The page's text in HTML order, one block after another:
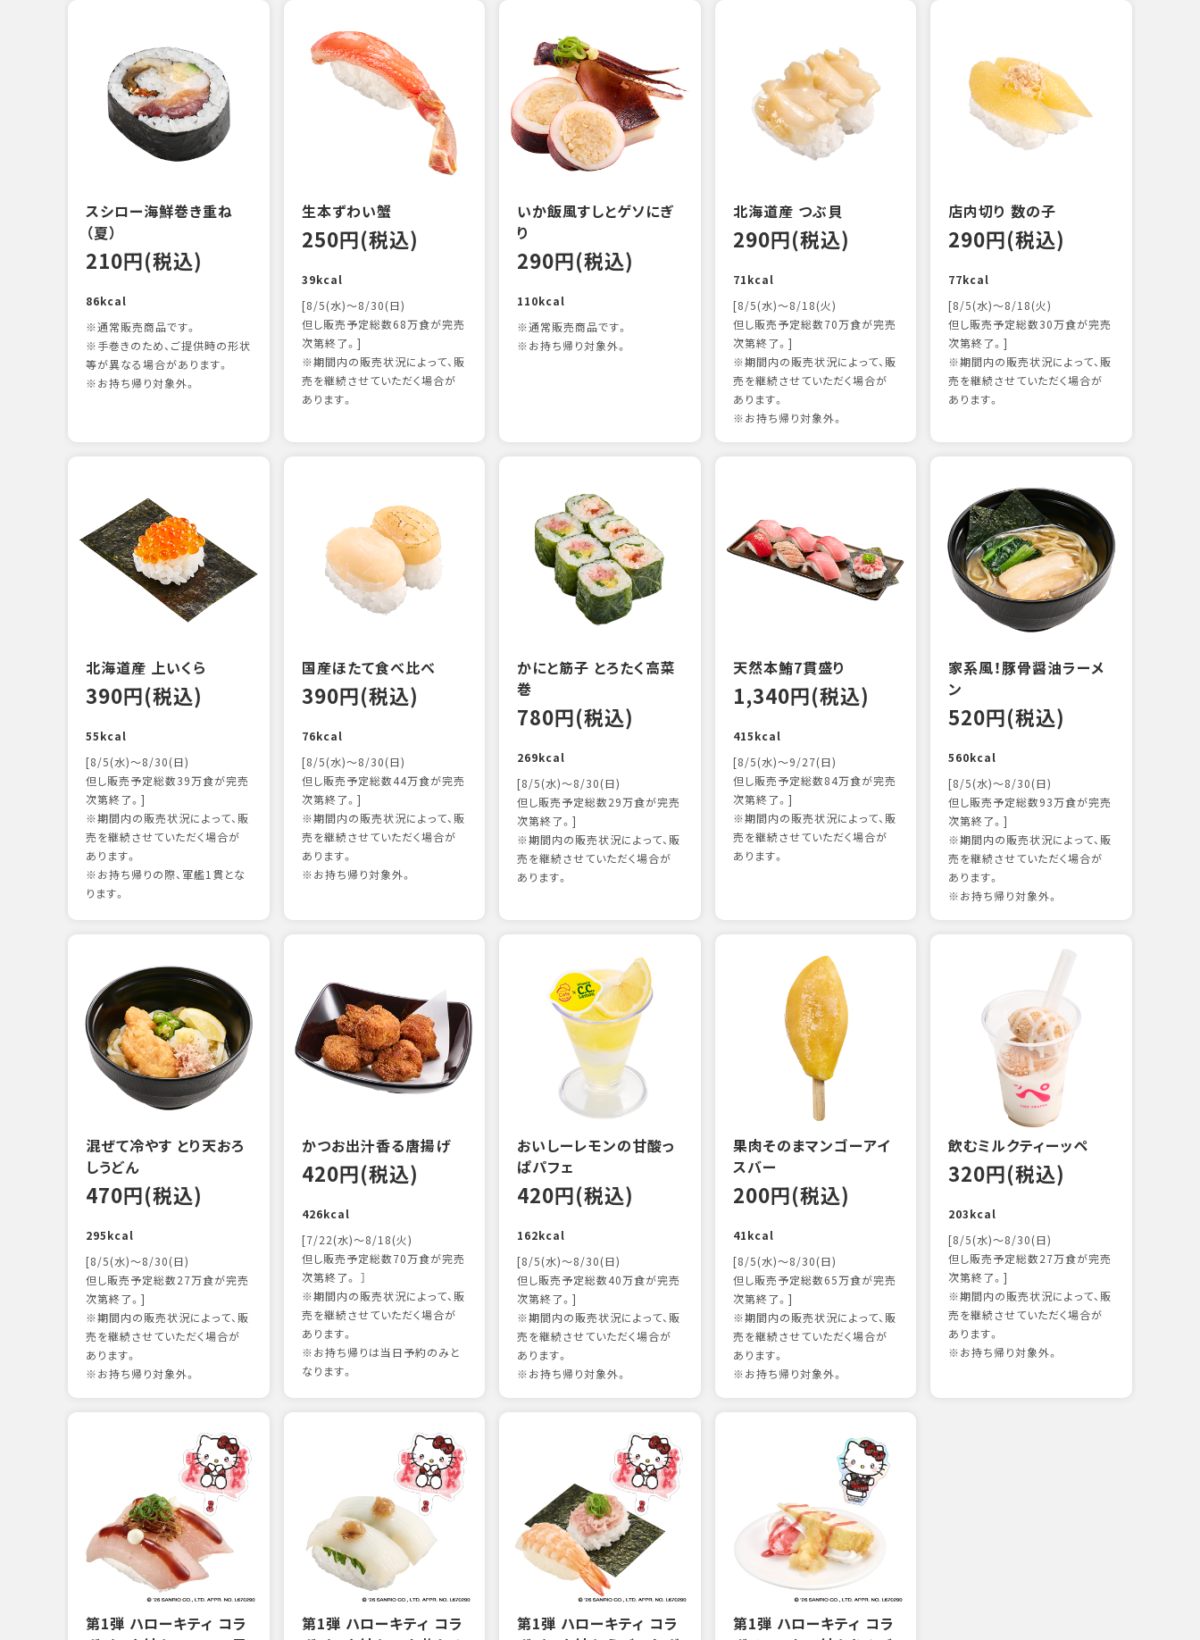
スシロー海鮮巻き重ね
（夏）
210円(税込)
86kcal
※通常販売商品です。
※手巻きのため、ご提供時の形状
等が異なる場合があります。
※お持ち帰り対象外。
生本ずわい蟹
250円(税込)
39kcal
[8/5(水)～8/30(日)
但し販売予定総数68万食が完売
次第終了。]
※期間内の販売状況によって、販
売を継続させていただく場合が
あります。
いか飯風すしとゲソにぎ
り
290円(税込)
110kcal
※通常販売商品です。
※お持ち帰り対象外。
北海道産 つぶ貝
290円(税込)
71kcal
[8/5(水)～8/18(火)
但し販売予定総数70万食が完売
次第終了。]
※期間内の販売状況によって、販
売を継続させていただく場合が
あります。
※お持ち帰り対象外。
店内切り 数の子
290円(税込)
77kcal
[8/5(水)～8/18(火)
但し販売予定総数30万食が完売
次第終了。]
※期間内の販売状況によって、販
売を継続させていただく場合が
あります。
北海道産 上いくら
390円(税込)
55kcal
[8/5(水)～8/30(日)
但し販売予定総数39万食が完売
次第終了。]
※期間内の販売状況によって、販
売を継続させていただく場合が
あります。
※お持ち帰りの際、軍艦1貫とな
ります。
国産ほたて食べ比べ
390円(税込)
76kcal
[8/5(水)～8/30(日)
但し販売予定総数44万食が完売
次第終了。]
※期間内の販売状況によって、販
売を継続させていただく場合が
あります。
※お持ち帰り対象外。
かにと筋子 とろたく高菜
巻
780円(税込)
269kcal
[8/5(水)～8/30(日)
但し販売予定総数29万食が完売
次第終了。]
※期間内の販売状況によって、販
売を継続させていただく場合が
あります。
天然本鮪7貫盛り
1,340円(税込)
415kcal
[8/5(水)～9/27(日)
但し販売予定総数84万食が完売
次第終了。]
※期間内の販売状況によって、販
売を継続させていただく場合が
あります。
家系風！豚骨醤油ラーメ
ン
520円(税込)
560kcal
[8/5(水)～8/30(日)
但し販売予定総数93万食が完売
次第終了。]
※期間内の販売状況によって、販
売を継続させていただく場合が
あります。
※お持ち帰り対象外。
混ぜて冷やす とり天おろ
しうどん
470円(税込)
295kcal
[8/5(水)～8/30(日)
但し販売予定総数27万食が完売
次第終了。]
※期間内の販売状況によって、販
売を継続させていただく場合が
あります。
※お持ち帰り対象外。
かつお出汁香る唐揚げ
420円(税込)
426kcal
[7/22(水)～8/18(火)
但し販売予定総数70万食が完売
次第終了。 ］
※期間内の販売状況によって、販
売を継続させていただく場合が
あります。
※お持ち帰りは当日予約のみと
なります。
おいしーレモンの甘酸っ
ぱパフェ
420円(税込)
162kcal
[8/5(水)～8/30(日)
但し販売予定総数40万食が完売
次第終了。]
※期間内の販売状況によって、販
売を継続させていただく場合が
あります。
※お持ち帰り対象外。
果肉そのまマンゴーアイ
スバー
200円(税込)
41kcal
[8/5(水)～8/30(日)
但し販売予定総数65万食が完売
次第終了。]
※期間内の販売状況によって、販
売を継続させていただく場合が
あります。
※お持ち帰り対象外。
飲むミルクティーッペ
320円(税込)
203kcal
[8/5(水)～8/30(日)
但し販売予定総数27万食が完売
次第終了。]
※期間内の販売状況によって、販
売を継続させていただく場合が
あります。
※お持ち帰り対象外。
第1弾 ハローキティ コラ
第1弾 ハローキティ コラ
第1弾 ハローキティ コラ
第1弾 ハローキティ コラ